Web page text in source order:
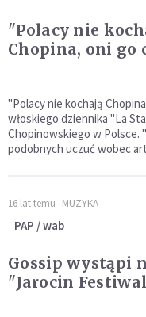
"Polacy nie
Chopina, oni go
"Polacy nie kochają
włoskiego dziennika "La
Chopinowskiego w Polsce.
podobnych uczuć wobec
16 lat temu MUZYKA
PAP / wab
Gossip wystąpi
"Jarocin